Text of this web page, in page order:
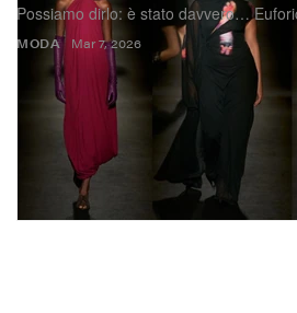
MODA
Possiamo dirlo: è stato davvero…
Mar 7, 2026